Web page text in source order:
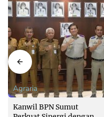
Agraria
Kanwil BPN Sumut